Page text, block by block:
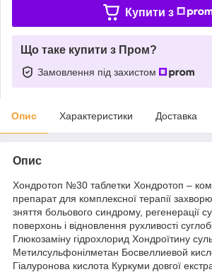
Купити з
Що таке купити з Пром?
Замовлення під захистом
Опис Характеристики Доставка
Опис
Хондротоп №30 таблетки Хондротоп –
препарат для комплексної терапії
зняття больового синдрому, регенерації
поверхонь і відновлення рухливості
Глюкозаміну гідрохлорид Хондроїтину
Метилсульфонілметан Босвеллиевой
Гіалуронова кислота Куркуми довгої